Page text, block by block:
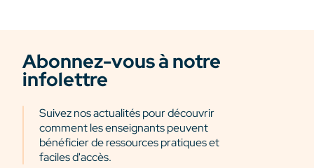
Abonnez-vous à notre
infolettre
Suivez nos actualités pour découvrir
comment les enseignants peuvent
bénéficier de ressources pratiques et
faciles d'accès.